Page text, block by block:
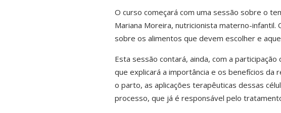
O curso começará com uma sessão sobre o
Mariana Moreira, nutricionista materno-
sobre os alimentos que devem escolher e
Esta sessão contará, ainda, com a
que explicará a importância e os benefícios da
o parto, as aplicações terapêuticas dessas
processo, que já é responsável pelo